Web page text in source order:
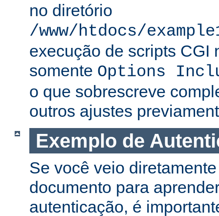
no diretório
/www/htdocs/
execução de scripts CGI
somente Options
o que sobrescreve
outros ajustes
Exemplo de
Se você veio
documento para
autenticação, é